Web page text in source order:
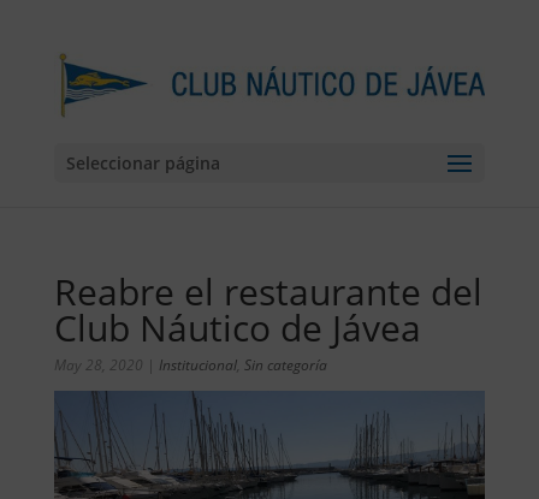
Seleccionar página
Reabre el restaurante del
Club Náutico de Jávea
May 28, 2020 | Institucional, Sin categoría